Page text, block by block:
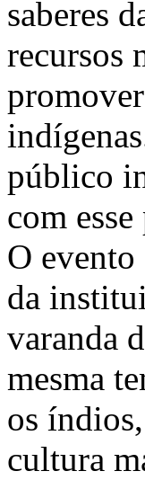
saberes
recursos
público
com
O
da
varanda
mesma
os
cultura